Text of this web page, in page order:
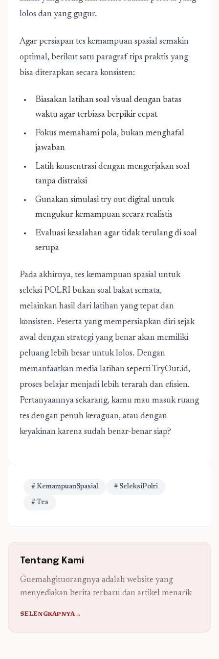
lolos dan yang gugur.
Agar persiapan tes kemampuan spasial semakin
optimal, berikut satu paragraf tips praktis yang
bisa diterapkan secara konsisten:
Biasakan latihan soal visual dengan batas
waktu agar terbiasa berpikir cepat
Fokus memahami pola, bukan menghafal
jawaban
Latih konsentrasi dengan mengerjakan soal
tanpa distraksi
Gunakan simulasi try out digital untuk
mengukur kemampuan secara realistis
Evaluasi kesalahan agar tidak terulang di soal
serupa
Pada akhirnya, tes kemampuan spasial untuk
seleksi POLRI bukan soal bakat semata,
melainkan hasil dari latihan yang tepat dan
konsisten. Peserta yang mempersiapkan diri sejak
awal dengan strategi yang benar akan memiliki
peluang lebih besar untuk lolos. Dengan
memanfaatkan media latihan seperti TryOut.id,
proses belajar menjadi lebih terarah dan efisien.
Pertanyaannya sekarang, kamu mau masuk ruang
tes dengan penuh keraguan, atau dengan
keyakinan karena sudah benar-benar siap?
# KemampuanSpasial # SeleksiPolri
# Tes
Tentang Kami
Guemahgituorangnya adalah website yang
menyediakan berita terbaru dan artikel menarik
SELENGKAPNYA→